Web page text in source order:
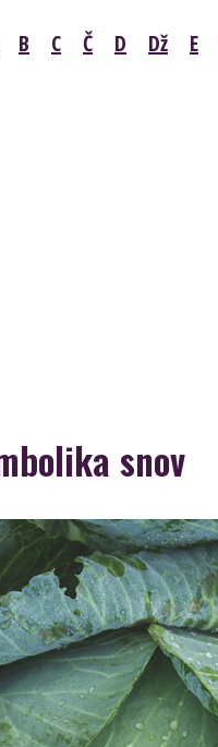
B C Č D Dž E
snov